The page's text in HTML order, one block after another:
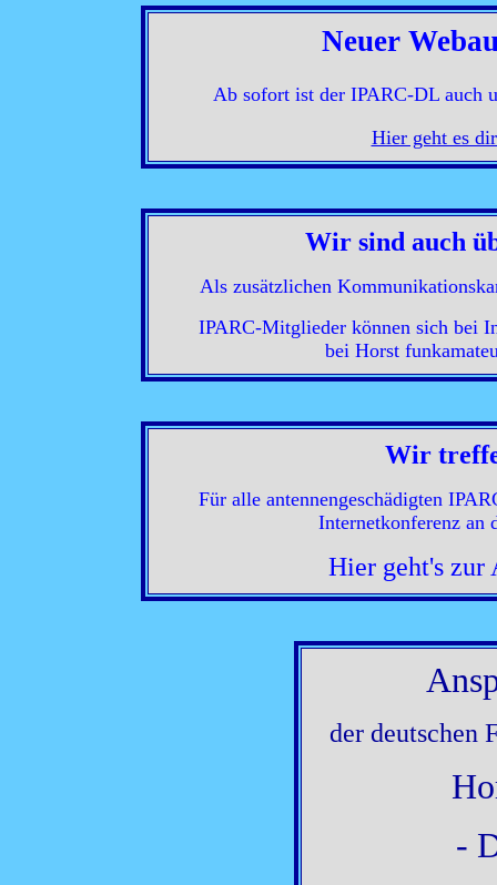
Neuer
Ab sofort ist der IPARC-DL auch
Hier geht es
Wir sind auch
Als zusätzlichen
IPARC-Mitglieder können sich bei
bei Horst
Wir
Für alle antennengeschädigten
Internetkonferenz an
Hier geht's
der deutschen
-